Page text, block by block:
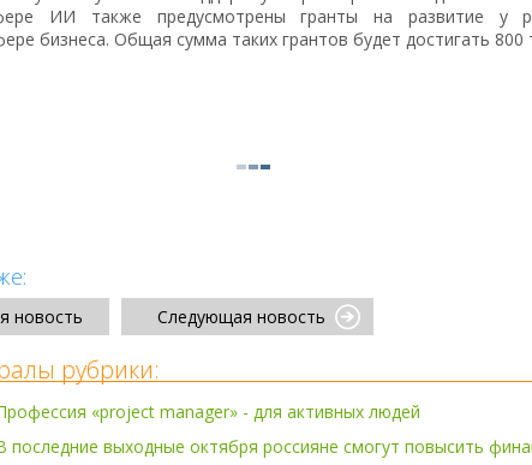
ИИ также предусмотрены гранты на развитие у
бизнеса. Общая сумма таких грантов будет достигать 800
новость Следующая новость
рубрики:
«project manager» - для активных людей
последние выходные октября россияне смогут повысить